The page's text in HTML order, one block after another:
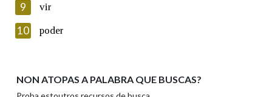
Introduce o código que aparece na imaxe:
Texto de verificación
9 vir
10 poder
NON ATOPAS A PALABRA QUE BUSCAS?